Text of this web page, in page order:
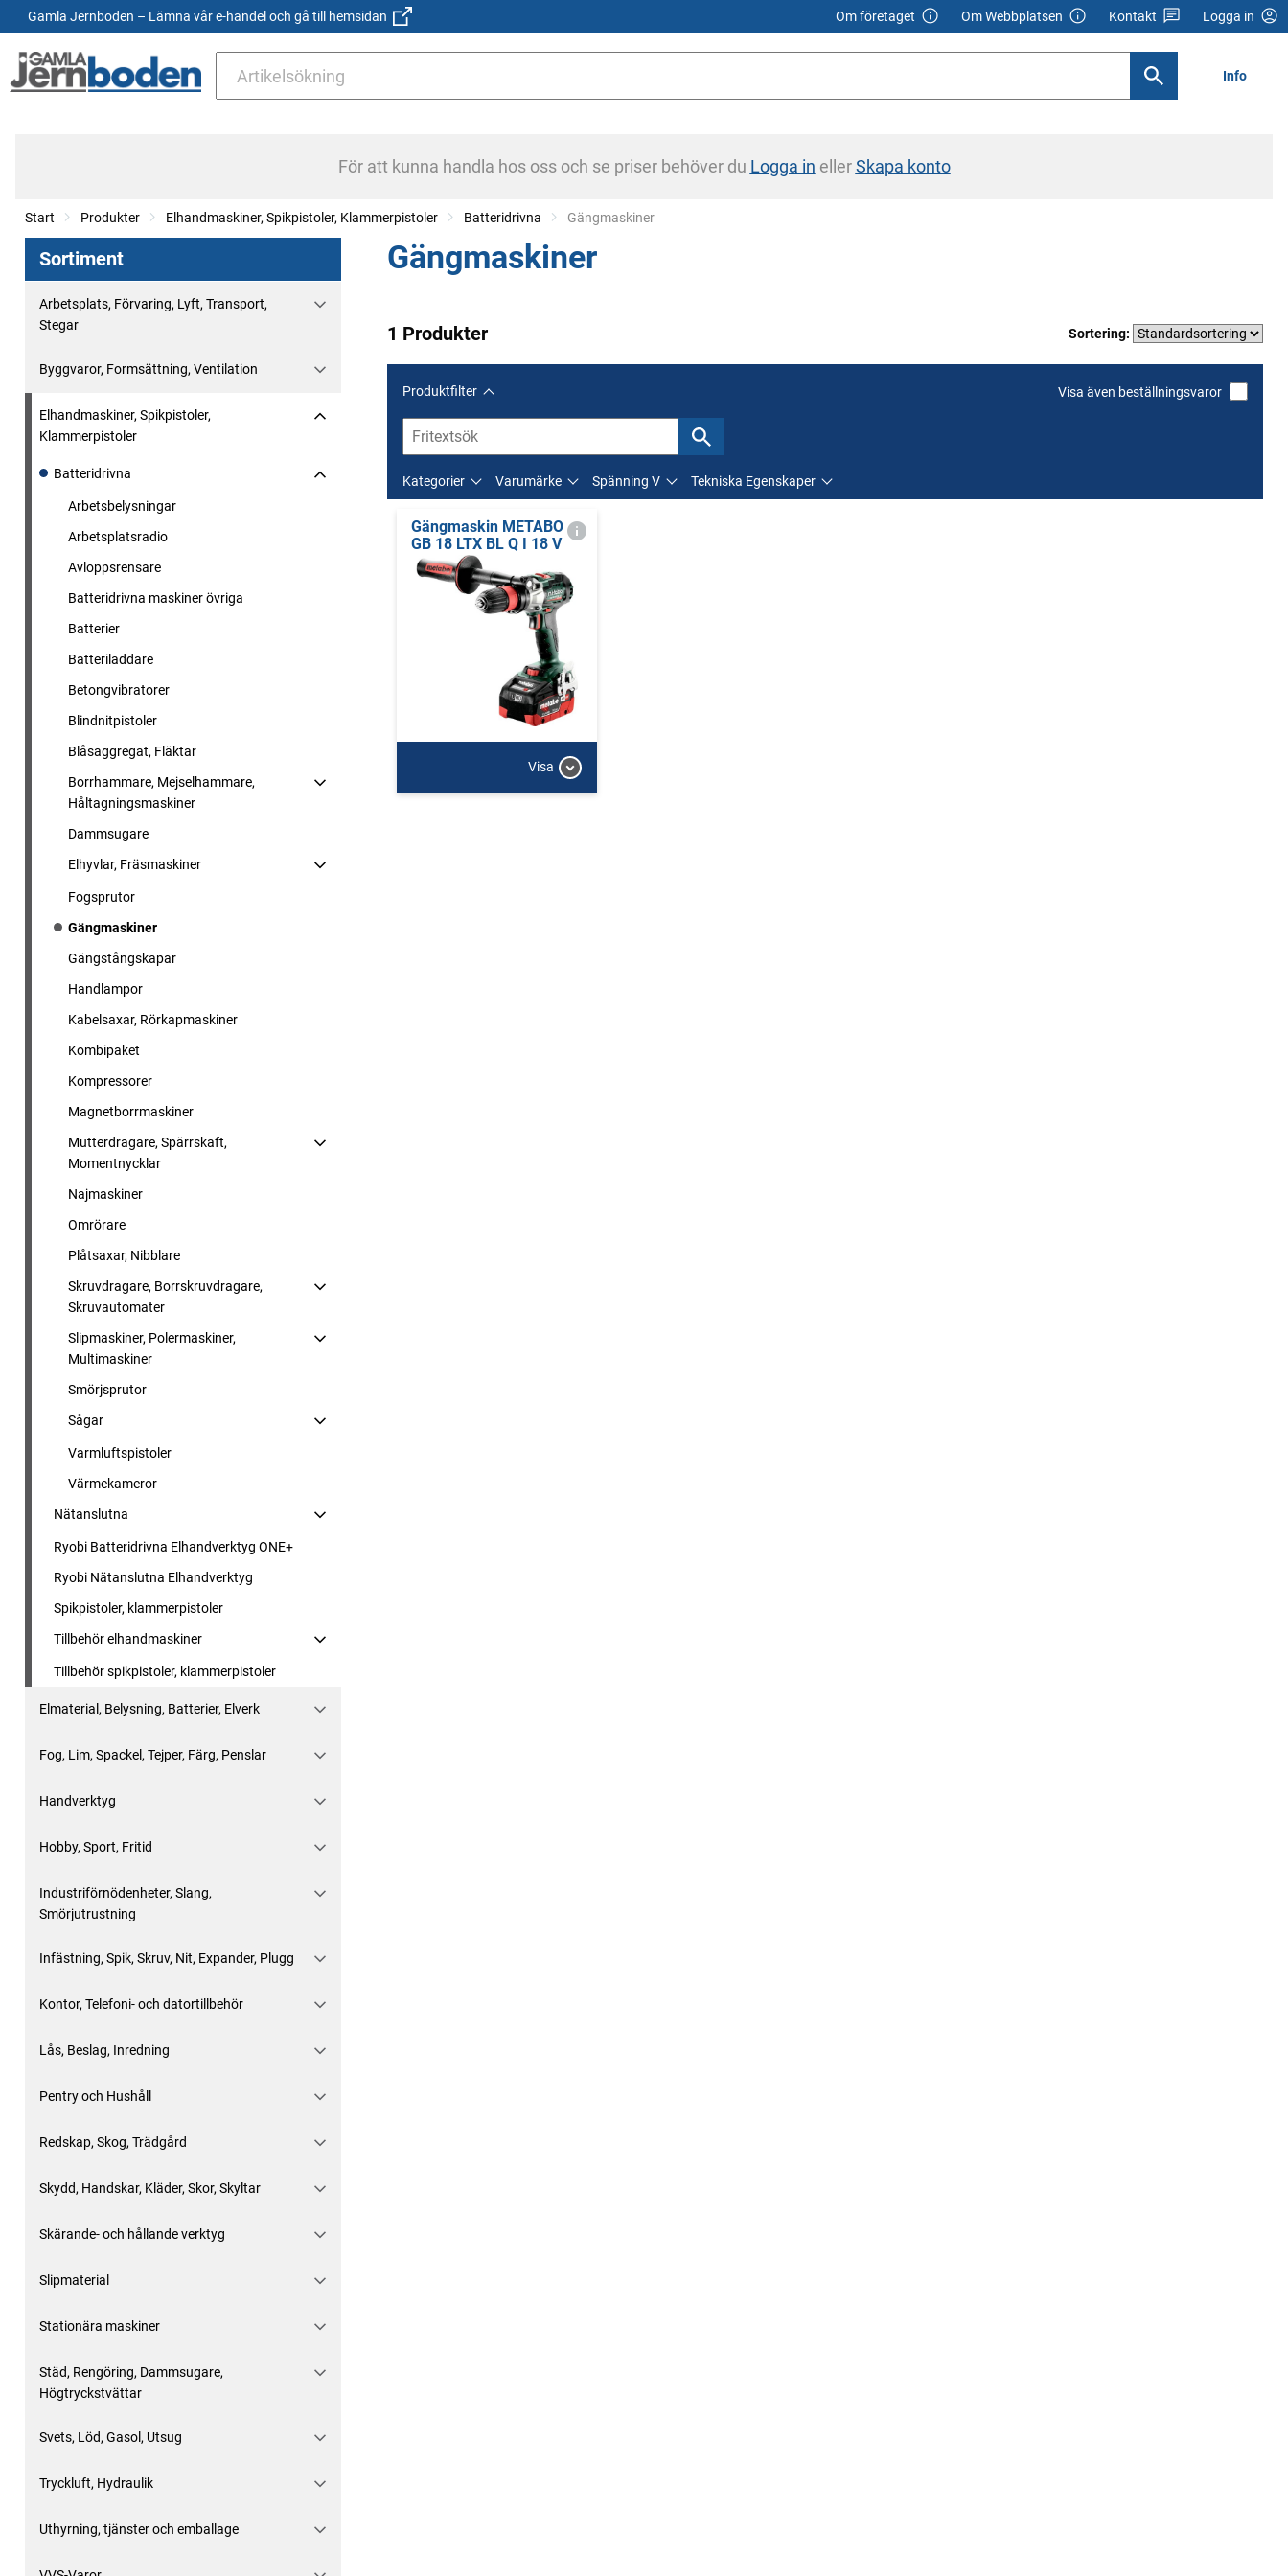
Gamla Jernboden – Lämna vår e-handel och gå till hemsidan Om företaget Om Webbplatsen Kontakt Logga in
Info
För att kunna handla hos oss och se priser behöver du Logga in ellerSkapa konto
Start Produkter Elhandmaskiner, Spikpistoler, Klammerpistoler Batteridrivna Current:
Gängmaskiner
Sortiment
Arbetsplats, Förvaring, Lyft, Transport,
Stegar
Byggvaror, Formsättning, Ventilation
Elhandmaskiner, Spikpistoler,
Klammerpistoler
Batteridrivna
Arbetsbelysningar
Arbetsplatsradio
Avloppsrensare
Batteridrivna maskiner övriga
Batterier
Batteriladdare
Betongvibratorer
Blindnitpistoler
Blåsaggregat, Fläktar
Borrhammare, Mejselhammare,
Håltagningsmaskiner
Dammsugare
Elhyvlar, Fräsmaskiner
Fogsprutor
Gängmaskiner
Gängstångskapar
Handlampor
Kabelsaxar, Rörkapmaskiner
Kombipaket
Kompressorer
Magnetborrmaskiner
Mutterdragare, Spärrskaft,
Momentnycklar
Najmaskiner
Omrörare
Plåtsaxar, Nibblare
Skruvdragare, Borrskruvdragare,
Skruvautomater
Slipmaskiner, Polermaskiner,
Multimaskiner
Smörjsprutor
Sågar
Varmluftspistoler
Värmekameror
Nätanslutna
Ryobi Batteridrivna Elhandverktyg ONE+
Ryobi Nätanslutna Elhandverktyg
Spikpistoler, klammerpistoler
Tillbehör elhandmaskiner
Tillbehör spikpistoler, klammerpistoler
Elmaterial, Belysning, Batterier, Elverk
Fog, Lim, Spackel, Tejper, Färg, Penslar
Handverktyg
Hobby, Sport, Fritid
Industriförnödenheter, Slang,
Smörjutrustning
Infästning, Spik, Skruv, Nit, Expander, Plugg
Kontor, Telefoni- och datortillbehör
Lås, Beslag, Inredning
Pentry och Hushåll
Redskap, Skog, Trädgård
Skydd, Handskar, Kläder, Skor, Skyltar
Skärande- och hållande verktyg
Slipmaterial
Stationära maskiner
Städ, Rengöring, Dammsugare,
Högtryckstvättar
Svets, Löd, Gasol, Utsug
Tryckluft, Hydraulik
Uthyrning, tjänster och emballage
Gängmaskiner
1 Produkter Sortering:
Produktfilter Visa även beställningsvaror
Kategorier Varumärke Spänning V Tekniska Egenskaper
Gängmaskin METABO
GB 18 LTX BL Q I 18 V
Visa